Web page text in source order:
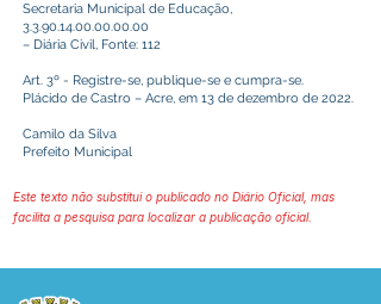
Secretaria Municipal de Educação,
3.3.90.14.00.00.00.00
– Diária Civil, Fonte: 112
Art. 3º - Registre-se, publique-se e cumpra-se.
Plácido de Castro – Acre, em 13 de dezembro de 2022.
Camilo da Silva
Prefeito Municipal
Este texto não substitui o publicado no Diário Oficial, mas
facilita a pesquisa para localizar a publicação oficial.